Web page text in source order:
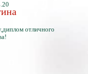
отличного